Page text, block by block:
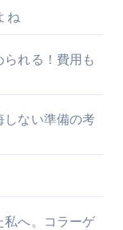
ね
れる！費用も
しない準備の考
私へ。コラーゲ